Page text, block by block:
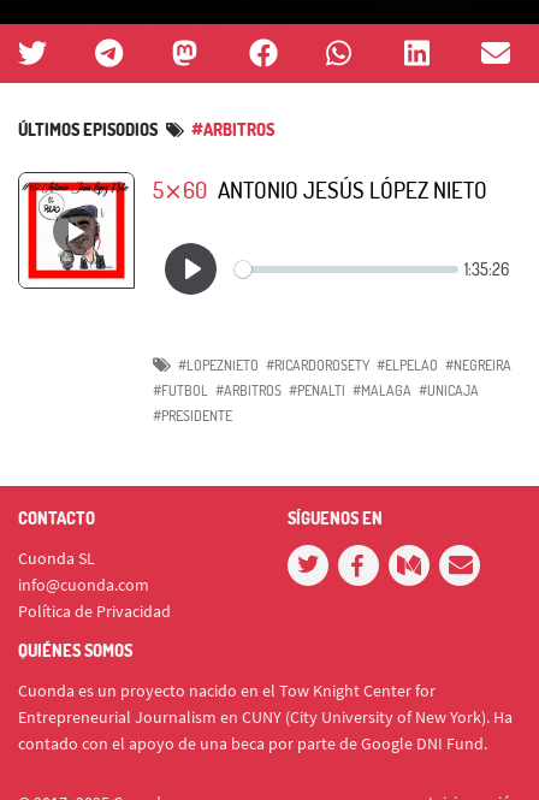
ÚLTIMOS EPISODIOS #ARBITROS
5⨯60 ANTONIO JESÚS LÓPEZ NIETO
#LOPEZNIETO #RICARDOROSETY #ELPELAO #NEGREIRA
#FUTBOL
#ARBITROS #PENALTI #MALAGA #UNICAJA
#PRESIDENTE
CONTACTO
Cuonda SL
info@cuonda.com
Política de Privacidad
SÍGUENOS EN
QUIÉNES SOMOS
Cuonda es un proyecto nacido en el Tow Knight Center for
Entrepreneurial Journalism en CUNY (City University of New York). Ha
contado con el apoyo de una beca por parte de Google DNI Fund.